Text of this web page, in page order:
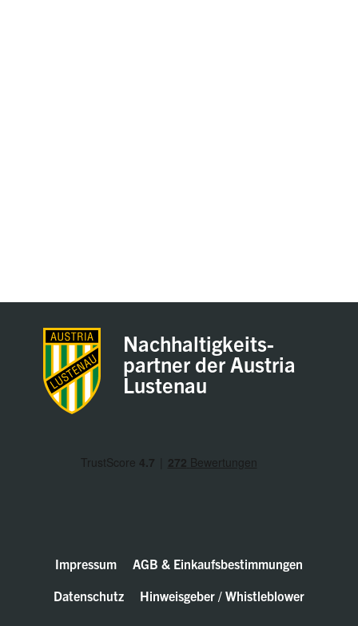
Nachhaltigkeits-
partner der Austria
Lustenau
Impressum
AGB & Einkaufsbestimmungen
Datenschutz
Hinweisgeber / Whistleblower